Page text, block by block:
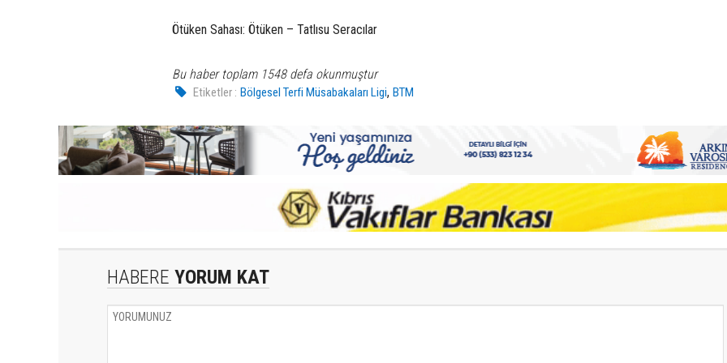
Ötüken Sahası: Ötüken – Tatlısu Seracılar
Bu haber toplam 1548 defa okunmuştur
Etiketler : Bölgesel Terfi Müsabakaları Ligi,BTM
HABERE YORUM KAT